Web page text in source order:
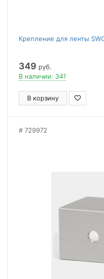
Крепление для ленты
349 руб.
В наличии: 341
В корзину
729972